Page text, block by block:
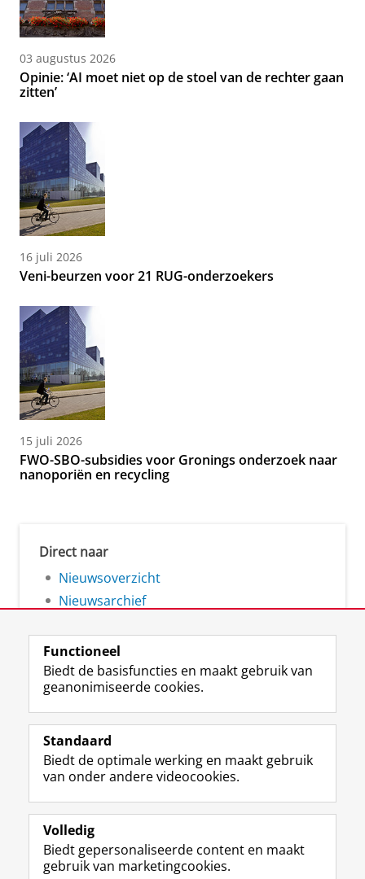
03 augustus 2026
Opinie: ‘AI moet niet op de stoel van de rechter gaan
zitten’
16 juli 2026
Veni-beurzen voor 21 RUG-onderzoekers
15 juli 2026
FWO-SBO-subsidies voor Gronings onderzoek naar
nanoporiën en recycling
Direct naar
Nieuwsoverzicht
Nieuwsarchief
Volg de RUG
F
a
e
b
o
p
a
L
i
k
e
I
-
p
R
S
-
f
e
R
I
n
t
r
m
Y
o
T
e
k
Studiekiezers
Alumni
Over ons
Functioneel
Biedt de basisfuncties en maakt gebruik van
geanonimiseerde cookies.
Standaard
Biedt de optimale werking en maakt gebruik
van onder andere videocookies.
Volledig
Biedt gepersonaliseerde content en maakt
gebruik van marketingcookies.